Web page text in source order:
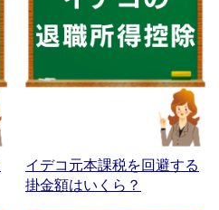
イデコ元本課税を回避する
掛金額はいくら？